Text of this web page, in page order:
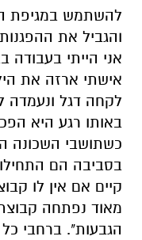
להשתמש במגיפת
אני הייתי
אישתי ארזה את
לקחה דגל ונעמדה
באותו רגע היא
כשתושבי השכונה
בסביבה הם
קיים אם אין לו
מאוד נפתחה
הגבעות". ברחבי כל